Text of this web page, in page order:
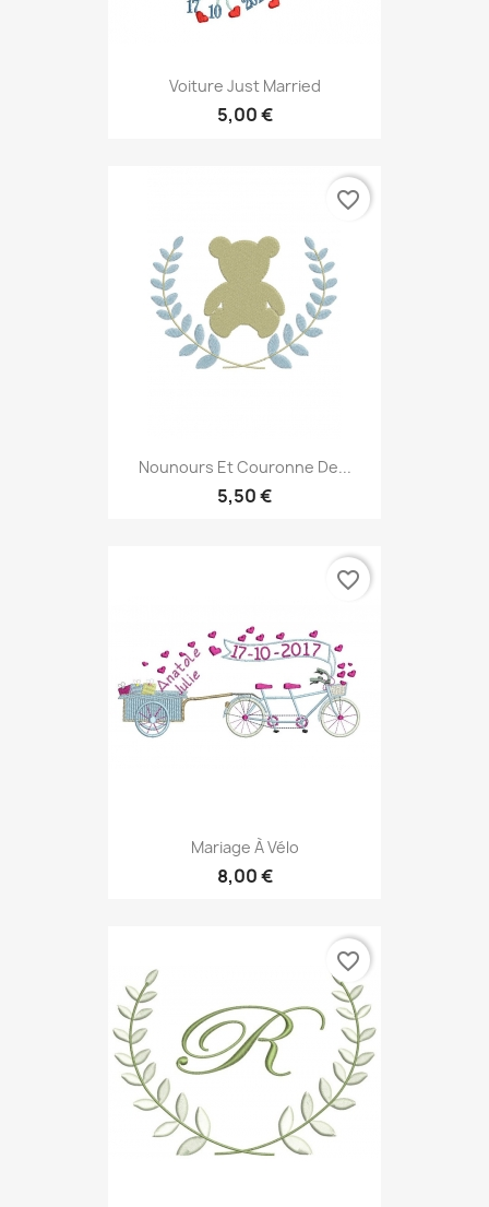
Voiture Just Married
5,00 €
Nounours Et Couronne De...
5,50 €
favorite_border
Mariage À Vélo
8,00 €
favorite_border
favorite_border